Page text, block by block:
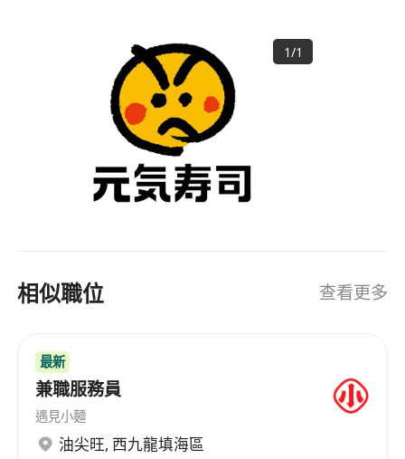
1/1
相似職位 查看更多
最新
兼職服務員
遇見小麵
油尖旺, 西九龍填海區